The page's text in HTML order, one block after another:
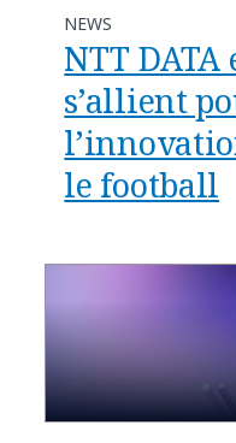
NEWS
NTT DATA
s’allient
le football